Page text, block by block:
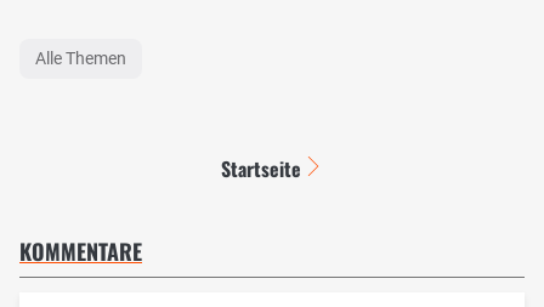
Alle Themen
Startseite
KOMMENTARE